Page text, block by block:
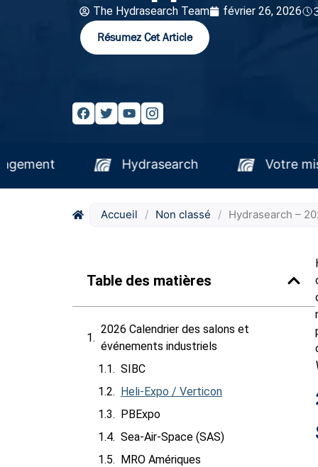
The Hydrasearch Team février 26, 2026
Résumez Cet Article
est notre engagement Hydrasearch
Accueil / Non classé / Hydrasearch –
Table des matières
2026 Calendrier des salons et
événements industriels
SIBC
Heli-Expo / Verticon
PBExpo
Sea-Air-Space (SAS)
MRO Amériques